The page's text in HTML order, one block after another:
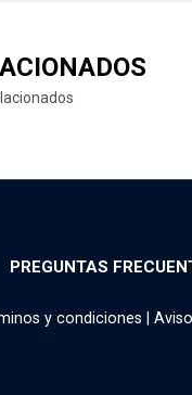
PREGUNTAS
y condiciones |